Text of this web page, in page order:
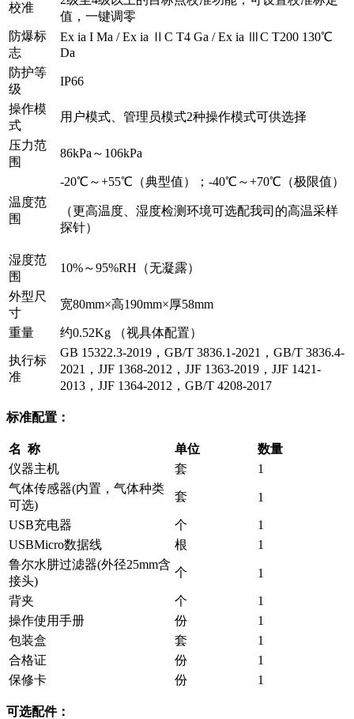
校准
值，一键调零
防爆标
志
Ex ia I Ma / Ex ia ⅡC T4 Ga / Ex ia ⅢC T200 130℃
Da
防护等
级
IP66
操作模
式
用户模式、管理员模式2种操作模式可供选择
压力范
围
86kPa～106kPa
温度范
围
-20℃～+55℃（典型值）；-40℃～+70℃（极限值）
（更高温度、湿度检测环境可选配我司的高温采样
探针）
湿度范
围
10%～95%RH（无凝露）
外型尺
寸
宽80mm×高190mm×厚58mm
重量 约0.52Kg （视具体配置）
执行标
准
GB 15322.3-2019，GB/T 3836.1-2021，GB/T 3836.4-
2021，JJF 1368-2012，JJF 1363-2019，JJF 1421-
2013，JJF 1364-2012，GB/T 4208-2017
标准配置：
名 称 单位
数量
仪器主机
套
1
气体传感器(内置，气体种类
可选)
套 1
USB充电器 个
1
USBMicro数据线
根
1
鲁尔水肼过滤器(外径25mm含
接头)
个 1
背夹 个
1
操作使用手册
份
1
包装盒
套
1
合格证
份
1
保修卡
份 1
可选配件：